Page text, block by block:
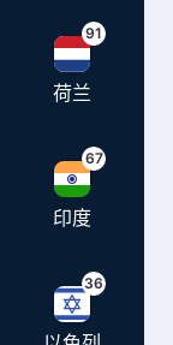
91
荷兰
67
印度
36